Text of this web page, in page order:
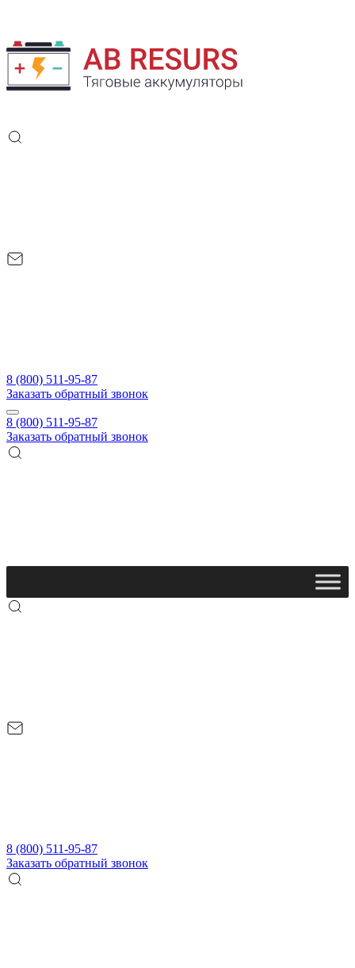
8 (800) 511-95-87
Заказать обратный звонок
8 (800) 511-95-87
Заказать обратный звонок
8 (800) 511-95-87
Заказать обратный звонок